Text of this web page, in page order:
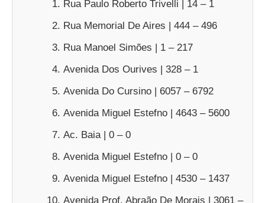
Rua Paulo Roberto Trivelli | 14 – 1
Rua Memorial De Aires | 444 – 496
Rua Manoel Simões | 1 – 217
Avenida Dos Ourives | 328 – 1
Avenida Do Cursino | 6057 – 6792
Avenida Miguel Estefno | 4643 – 5600
Ac. Baia | 0 – 0
Avenida Miguel Estefno | 0 – 0
Avenida Miguel Estefno | 4530 – 1437
Avenida Prof. Abraão De Morais | 3061 –